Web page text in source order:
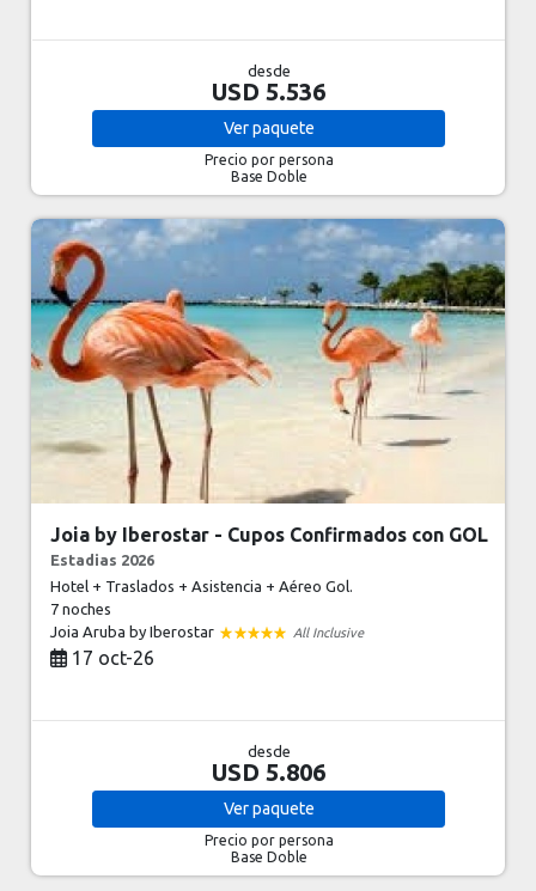
desde
USD 5.536
Verpaquete
Precio por persona
Base Doble
Joia by Iberostar - Cupos Confirmados con GOL
Estadias 2026
Hotel + Traslados + Asistencia + Aéreo Gol.
7 noches
Joia Aruba by Iberostar
All Inclusive
17 oct-26
desde
USD 5.806
Verpaquete
Precio por persona
Base Doble